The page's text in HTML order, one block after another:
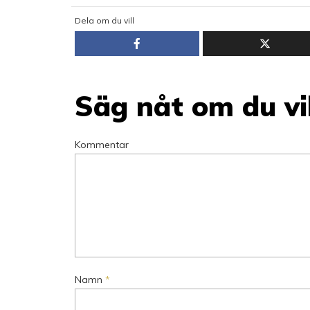
Dela om du vill
Säg nåt om du
Kommentar
Namn *